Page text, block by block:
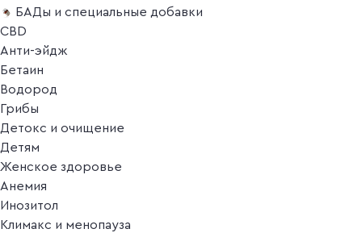
БАДы и специальные добавки
CBD
Анти-эйдж
Бетаин
Водород
Грибы
Детокс и очищение
Детям
Женское здоровье
Анемия
Инозитол
Климакс и менопауза